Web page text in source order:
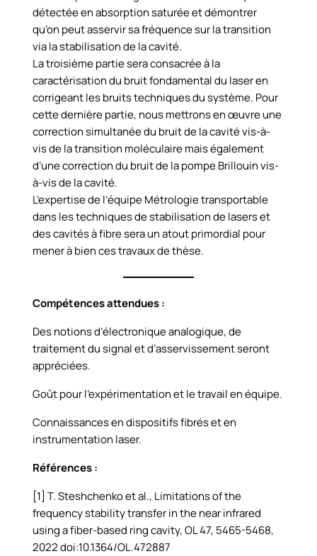
détectée en absorption saturée et démontrer
qu’on peut asservir sa fréquence sur la transition
via la stabilisation de la cavité.
La troisième partie sera consacrée à la
caractérisation du bruit fondamental du laser en
corrigeant les bruits techniques du système. Pour
cette dernière partie, nous mettrons en œuvre une
correction simultanée du bruit de la cavité vis-à-
vis de la transition moléculaire mais également
d’une correction du bruit de la pompe Brillouin vis-
à-vis de la cavité.
L’expertise de l’équipe Métrologie transportable
dans les techniques de stabilisation de lasers et
des cavités à fibre sera un atout primordial pour
mener à bien ces travaux de thèse.
Compétences attendues :
Des notions d’électronique analogique, de
traitement du signal et d’asservissement seront
appréciées.
Goût pour l’expérimentation et le travail en équipe.
Connaissances en dispositifs fibrés et en
instrumentation laser.
Références :
[1] T. Steshchenko et al., Limitations of the
frequency stability transfer in the near infrared
using a fiber-based ring cavity, OL 47, 5465-5468,
2022 doi:10.1364/OL.472887